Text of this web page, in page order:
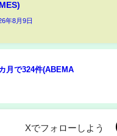
年8月9日
月で324件(ABEMA
Xでフォローしよう